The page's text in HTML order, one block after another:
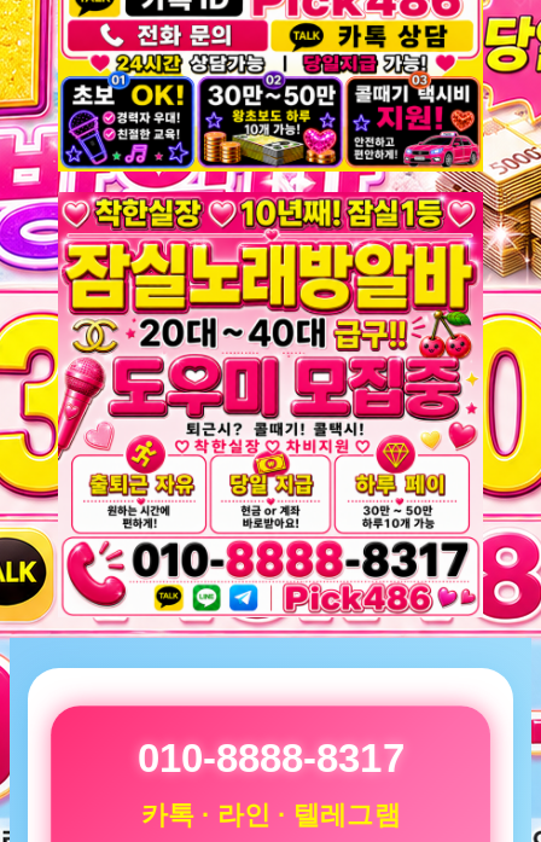
010-8888-8317
카톡 · 라인 · 텔레그램